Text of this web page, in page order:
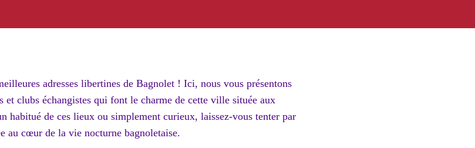
adresses libertines de Bagnolet ! Ici, nous vous présentons
et clubs échangistes qui font le charme de cette ville située aux
habitué de ces lieux ou simplement curieux, laissez-vous tenter par
au cœur de la vie nocturne bagnoletaise.